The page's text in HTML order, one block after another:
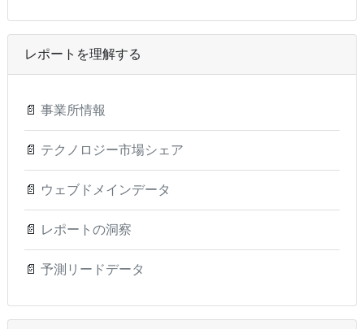
レポートを理解する
📄 事業所情報
📄 テクノロジー市場シェア
📄 ウェブドメインデータ
📄 レポートの洞察
📄 予測リードデータ